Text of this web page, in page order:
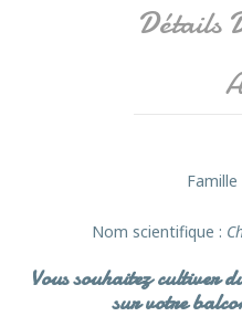
Détails
Famille
Nom scientifique :
Vous souhaitez cultiver
sur votre